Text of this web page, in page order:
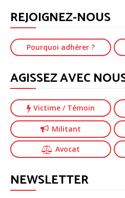
REJOIGNEZ-NOUS
Pourquoi adhérer ?
AGISSEZ AVEC
Victime / Témoin
Militant
Avocat
NEWSLETTER